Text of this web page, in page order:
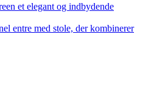
et elegant og indbydende
entre med stole, der kombinerer